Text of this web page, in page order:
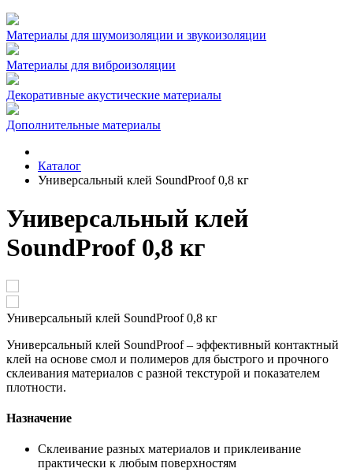
Материалы для шумоизоляции и звукоизоляции
Материалы для виброизоляции
Декоративные акустические материалы
Дополнительные материалы
Каталог
Универсальный клей SoundProof 0,8 кг
Универсальный клей
SoundProof 0,8 кг
Универсальный клей SoundProof 0,8 кг
Универсальный клей SoundProof – эффективный контактный
клей на основе смол и полимеров для быстрого и прочного
склеивания материалов с разной текстурой и показателем
плотности.
Назначение
Склеивание разных материалов и приклеивание
практически к любым поверхностям